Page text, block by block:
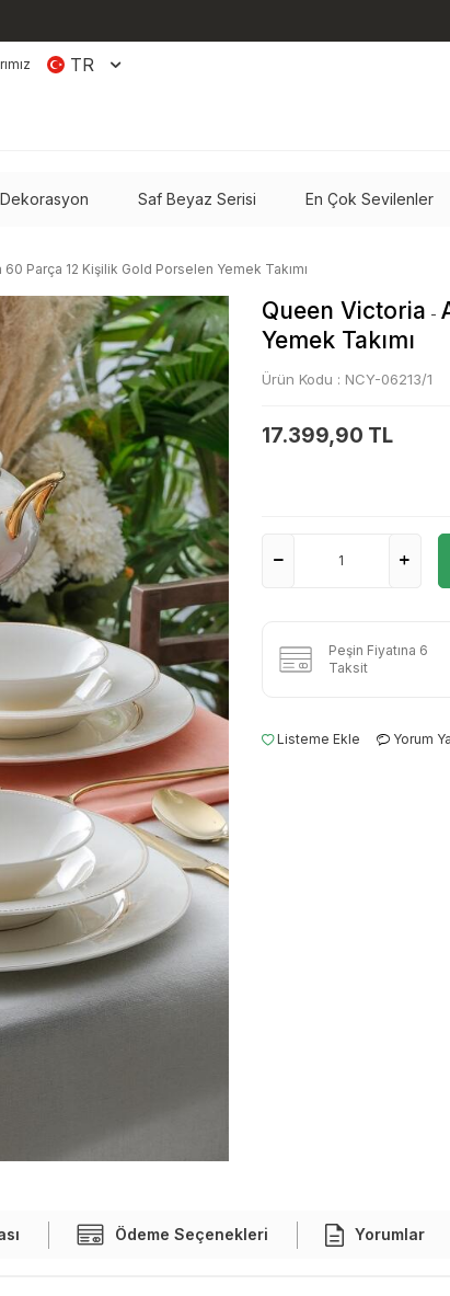
TR
Saf Beyaz Serisi En Çok Sevilenler
60 Parça 12 Kişilik Gold Porselen Yemek Takımı
Queen Victoria -
Yemek Takımı
Ürün Kodu : NCY-06213/1
17.399,90 TL
Peşin Fiyatına 6
Taksit
Listeme Ekle Yorum
Ödeme Seçenekleri Yorumlar